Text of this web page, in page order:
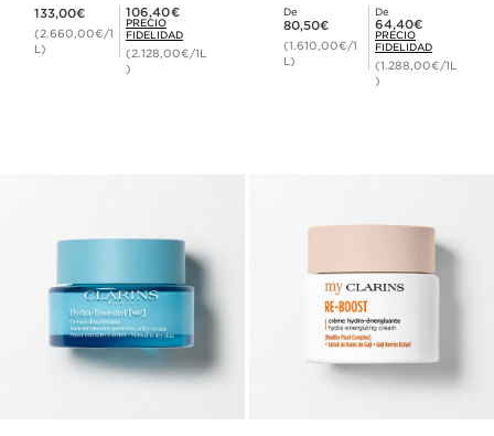
133,00€
(2.660,00€/1
L)
Precio Fidelidad 106,40€
106,40€
PRECIO
FIDELIDAD
(2.128,00€/1L
)
De
Precio actual 80,50€
80,50€
(1.610,00€/1
L)
De
Precio Fidelidad 64,40€
64,40€
PRECIO
FIDELIDAD
(1.288,00€/1L
)